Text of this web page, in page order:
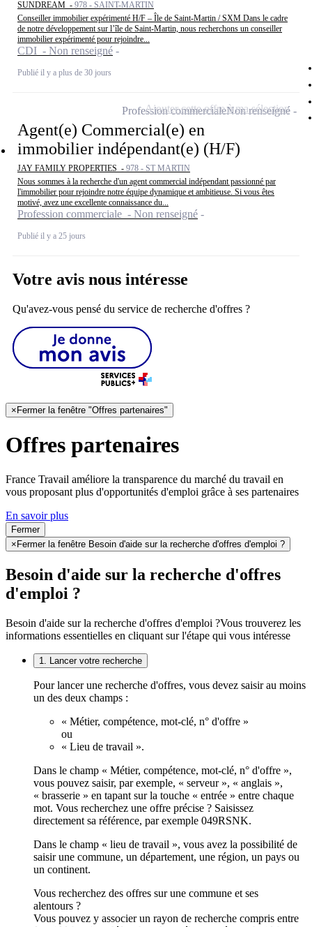
SUNDREAM - 978 - SAINT-MARTIN
Conseiller immobilier expérimenté H/F – Île de Saint-Martin / SXM Dans le cadre
de notre développement sur l’île de Saint-Martin, nous recherchons un conseiller
immobilier expérimenté pour rejoindre...
CDI - Non renseigné
Publié il y a plus de 30 jours
Agent(e) Commercial(e) en
immobilier indépendant(e) (H/F)
JAY FAMILY PROPERTIES - 978 - ST MARTIN
Nous sommes à la recherche d'un agent commercial indépendant passionné par
l'immobilier pour rejoindre notre équipe dynamique et ambitieuse. Si vous êtes
motivé, avez une excellente connaissance du...
Profession commerciale - Non renseigné
Publié il y a 25 jours
Profession commercialeNon renseigné
Ajouter cette offre à ma sélection
Votre avis nous intéresse
Qu'avez-vous pensé du service de recherche d'offres ?
× Fermer la fenêtre "Offres partenaires"
Offres partenaires
France Travail améliore la transparence du marché du travail en
vous proposant plus d'opportunités d'emploi grâce à ses partenaires
En savoir plus
Fermer
× Fermer la fenêtre Besoin d'aide sur la recherche d'offres d'emploi ?
Besoin d'aide sur la recherche d'offres
d'emploi ?
Besoin d'aide sur la recherche d'offres d'emploi ?Vous trouverez les
informations essentielles en cliquant sur l'étape qui vous intéresse
1. Lancer votre recherche
Pour lancer une recherche d'offres, vous devez saisir au moins
un des deux champs :
« Métier, compétence, mot-clé, n° d'offre »
ou
« Lieu de travail ».
Dans le champ « Métier, compétence, mot-clé, n° d'offre »,
vous pouvez saisir, par exemple, « serveur », « anglais »,
« brasserie » en tapant sur la touche « entrée » entre chaque
mot. Vous recherchez une offre précise ? Saisissez
directement sa référence, par exemple 049RSNK.
Dans le champ « lieu de travail », vous avez la possibilité de
saisir une commune, un département, une région, un pays ou
un continent.
Vous recherchez des offres sur une commune et ses
alentours ?
Vous pouvez y associer un rayon de recherche compris entre